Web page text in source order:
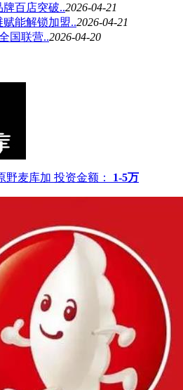
百店突破..2026-04-21
能解锁加盟..2026-04-21
国联营..2026-04-20
野麦库加 投资金额： 1-5万